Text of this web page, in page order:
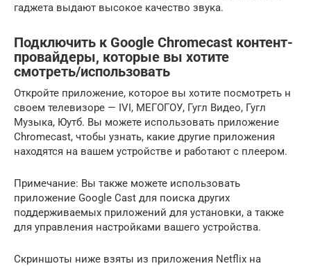
гаджета выдают высокое качество звука.
Подключить к Google Chromecast контент-
провайдеры, которые вы хотите
смотреть/использовать
Откройте приложение, которое вы хотите посмотреть н
своем телевизоре — IVI, МЕГОГОУ, Гугл Видео, Гугл
Музыка, Юутб. Вы можете использовать приложение
Chromecast, чтобы узнать, какие другие приложения
находятся на вашем устройстве и работают с плеером.
Примечание: Вы также можете использовать
приложение Google Cast для поиска других
поддерживаемых приложений для установки, а также
для управления настройками вашего устройства.
Скриншоты ниже взяты из приложения Netflix на